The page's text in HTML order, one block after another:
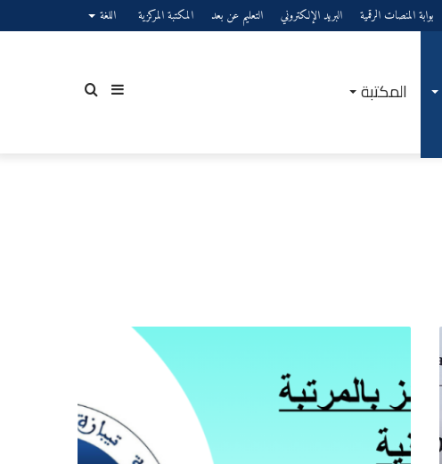
بوابة المنصات الرقمية البريد الإلكتروني التعليم عن بعد المكتبة المركزية اللغة
المكتبة بحثإضافة